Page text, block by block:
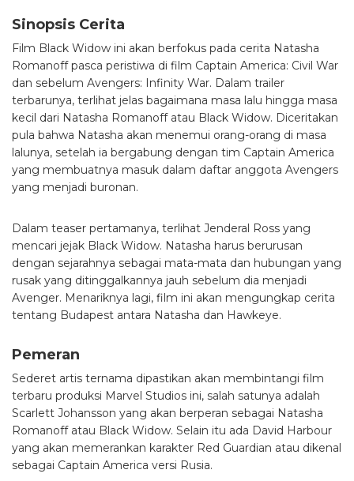
Sinopsis Cerita
Film Black Widow ini akan berfokus pada cerita Natasha
Romanoff pasca peristiwa di film Captain America: Civil War
dan sebelum Avengers: Infinity War. Dalam trailer
terbarunya, terlihat jelas bagaimana masa lalu hingga masa
kecil dari Natasha Romanoff atau Black Widow. Diceritakan
pula bahwa Natasha akan menemui orang-orang di masa
lalunya, setelah ia bergabung dengan tim Captain America
yang membuatnya masuk dalam daftar anggota Avengers
yang menjadi buronan.
Dalam teaser pertamanya, terlihat Jenderal Ross yang
mencari jejak Black Widow. Natasha harus berurusan
dengan sejarahnya sebagai mata-mata dan hubungan yang
rusak yang ditinggalkannya jauh sebelum dia menjadi
Avenger. Menariknya lagi, film ini akan mengungkap cerita
tentang Budapest antara Natasha dan Hawkeye.
Pemeran
Sederet artis ternama dipastikan akan membintangi film
terbaru produksi Marvel Studios ini, salah satunya adalah
Scarlett Johansson yang akan berperan sebagai Natasha
Romanoff atau Black Widow. Selain itu ada David Harbour
yang akan memerankan karakter Red Guardian atau dikenal
sebagai Captain America versi Rusia.